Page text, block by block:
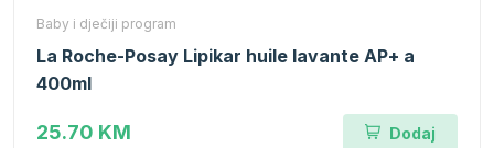
Baby i dječiji program
La Roche-Posay Lipikar huile lavante AP+ a
400ml
25.70 KM Dodaj